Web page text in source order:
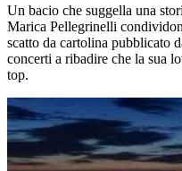
Un bacio che suggella una
Marica Pellegrinelli
scatto da cartolina pubblicato
concerti a ribadire che la sua
top.